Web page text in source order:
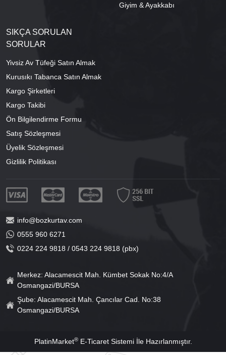
Giyim & Ayakkabı
SIKÇA SORULAN
SORULAR
Yivsiz Av Tüfeği Satın Almak
Kurusıkı Tabanca Satın Almak
Kargo Şirketleri
Kargo Takibi
Ön Bilgilendirme Formu
Satış Sözleşmesi
Üyelik Sözleşmesi
Gizlilik Politikası
info@bozkurtav.com
0555 960 6271
0224 224 9818 / 0543 224 9818 (pbx)
Merkez: Alacamescit Mah. Kümbet Sokak No:4/A
Osmangazi/BURSA
Şube: Alacamescit Mah. Çancılar Cad. No:38
Osmangazi/BURSA
PlatinMarket®E-Ticaret Sistemiİle Hazırlanmıştır.